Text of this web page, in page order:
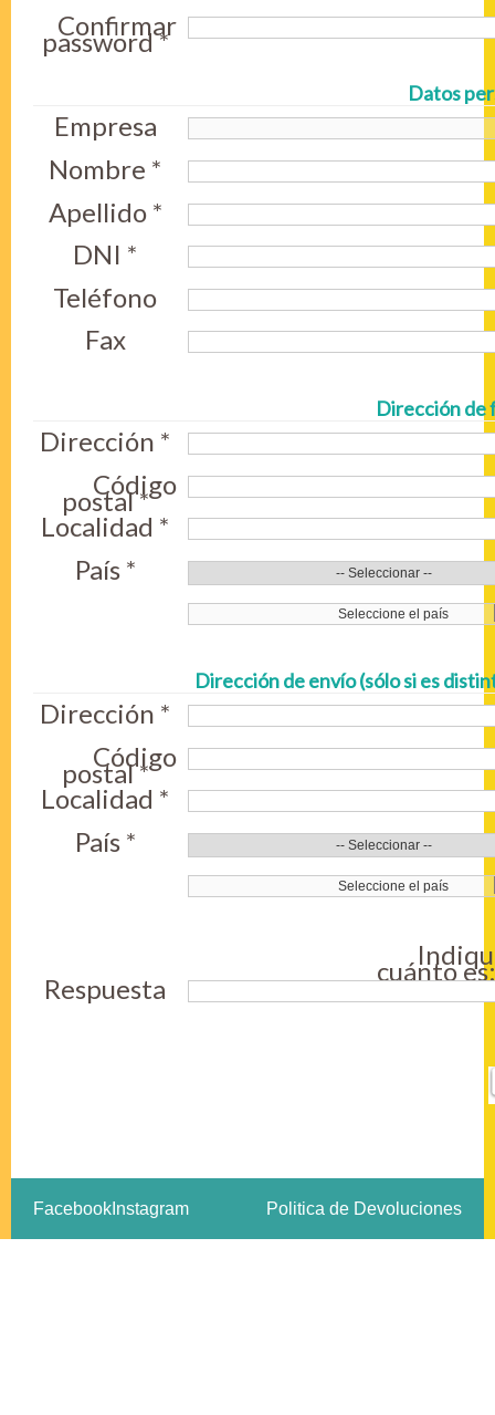
Confirmar
password *
Datos
Empresa
Nombre *
Apellido *
DNI *
Teléfono
Fax
Dirección de
Dirección *
Código
postal *
Localidad *
País *
Dirección de envío (sólo si es
Dirección *
Código
postal *
Localidad *
País *
cuánto es:
Respuesta
Facebook Instagram Politica de Devoluciones